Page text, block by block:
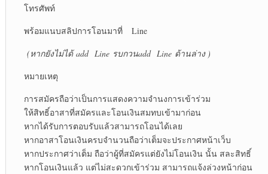
โทรศัพท์
พร้อมแนบสลิปการโอนมาที่ Line
(หากยังไม่ได้add Line รบกวนadd Line ด้านล่าง )
หมายเหตุ
การสมัครถือว่าเป็นการแสดงความจำนงการเข้าร่วม
ให้สิทธิ์อาสาที่สมัครและโอนเงินสมทบเข้ามาก่อน
หากได้รับการตอบรับแล้วสามารถโอนได้เลย
หากอาสาโอนเงินครบจำนวนถือว่าเต็มจะประกาศหน้าเว็บ
หากประกาศว่าเต็ม ถือว่าผู้ที่สมัครแต่ยังไม่โอนเงิน นั้น สละสิทธิ์
หากโอนเงินแล้ว แต่ไม่สะดวกเข้าร่วม สามารถแจ้งล่วงหน้าก่อน